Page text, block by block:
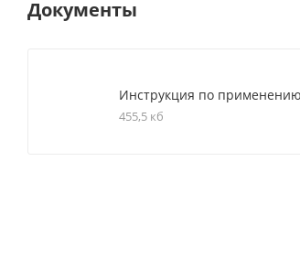
Документы
Инструкция по применению
455,5 кб